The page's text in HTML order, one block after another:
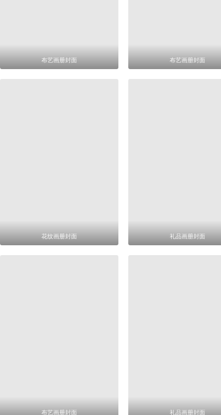
布艺画册封面 布艺画册封面
花纹画册封面 礼品画册封面
布艺画册封面 礼品画册封面